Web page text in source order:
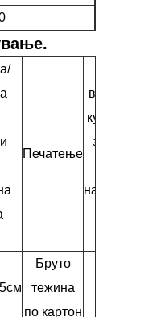
Печатење
кутија,
за
Бруто
тежина
по картон